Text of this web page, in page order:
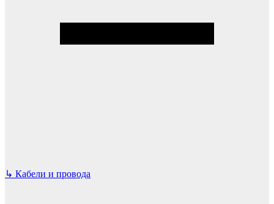
↳ Кабели и провода